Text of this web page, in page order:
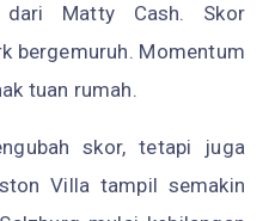
dari Matty Cash. Skor
bergemuruh. Momentum
tuan rumah.
skor, tetapi juga
Villa tampil semakin